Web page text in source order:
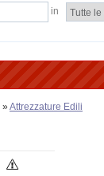
in
»Attrezzature Edili